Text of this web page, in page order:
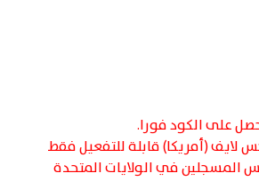
على الكود فورا.
لايف (أمريكا) قابلة للتفعيل فقط
في الولايات المتحدة